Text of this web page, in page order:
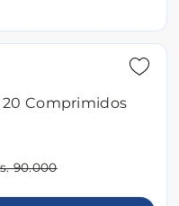
20 Comprimidos
90.000